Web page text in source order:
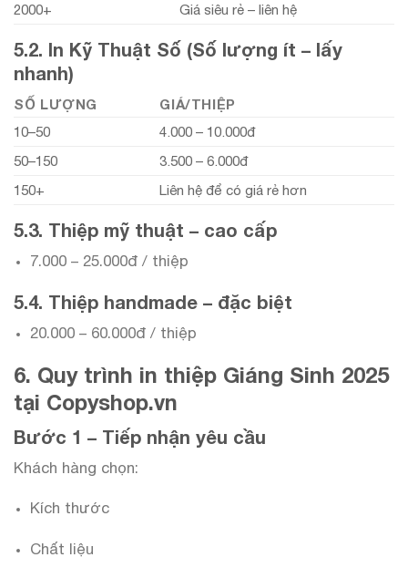
2000+
Giá siêu rẻ – liên hệ
5.2. In Kỹ Thuật Số (Số lượng ít – lấy
nhanh)
SỐ LƯỢNG GIÁ/THIỆP
10–50
4.000 – 10.000đ
50–150
3.500 – 6.000đ
150+
Liên hệ để có giá rẻ hơn
5.3. Thiệp mỹ thuật – cao cấp
7.000 – 25.000đ / thiệp
5.4. Thiệp handmade – đặc biệt
20.000 – 60.000đ / thiệp
6. Quy trình in thiệp Giáng Sinh 2025
tại Copyshop.vn
Bước 1 – Tiếp nhận yêu cầu
Khách hàng chọn:
Kích thước
Chất liệu